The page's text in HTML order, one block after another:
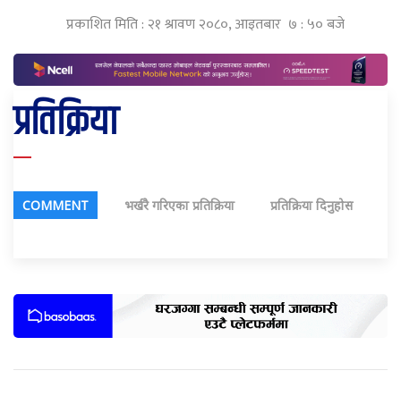
प्रकाशित मिति : २१ श्रावण २०८०, आइतबार ७ : ५० बजे
प्रतिक्रिया
COMMENT भर्खरै गरिएका प्रतिक्रिया प्रतिक्रिया दिनुहोस